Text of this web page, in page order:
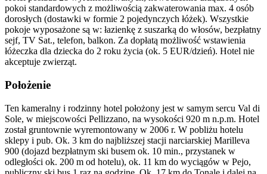
pokoi standardowych z możliwością zakwaterowania max. 4 osób
dorosłych (dostawki w formie 2 pojedynczych łóżek). Wszystkie
pokoje wyposażone są w: łazienkę z suszarką do włosów, bezpłatny
sejf, TV Sat., telefon, balkon. Za dopłatą możliwość wstawienia
łóżeczka dla dziecka do 2 roku życia (ok. 5 EUR/dzień). Hotel nie
akceptuje zwierząt.
Położenie
Ten kameralny i rodzinny hotel położony jest w samym sercu Val di
Sole, w miejscowości Pellizzano, na wysokości 920 m n.p.m. Hotel
został gruntownie wyremontowany w 2006 r. W pobliżu hotelu
sklepy i pub. Ok. 3 km do najbliższej stacji narciarskiej Marilleva
900 (dojazd bezpłatnym ski busem ok. 10 min., przystanek w
odległości ok. 200 m od hotelu), ok. 11 km do wyciągów w Pejo,